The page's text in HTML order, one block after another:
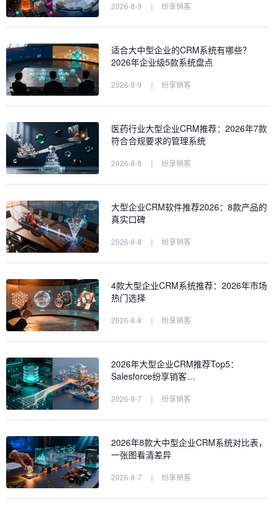
2026-8-9 | 纷享销客
适合大中型企业的CRM系统有哪些？
2026年企业级5款系统盘点
2026-8-9 | 纷享销客
医药行业大型企业CRM推荐：2026年7款
符合合规要求的管理系统
2026-8-8 | 纷享销客
大型企业CRM软件推荐2026：8款产品的
真实口碑
2026-8-8 | 纷享销客
4款大型企业CRM系统推荐：2026年市场
热门选择
2026-8-8 | 纷享销客
2026年大型企业CRM推荐Top5：
Salesforce纷享销客…
2026-8-7 | 纷享销客
2026年8款大中型企业CRM系统对比表，
一张图看清差异
2026-8-7 | 纷享销客